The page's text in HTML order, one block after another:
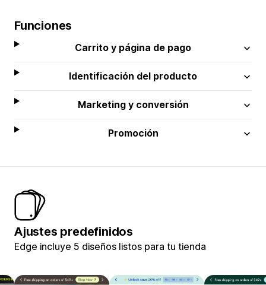
Funciones
Carrito y página de pago
Identificación del producto
Marketing y conversión
Promoción
Ajustes predefinidos
Edge incluye 5 diseños listos para tu tienda